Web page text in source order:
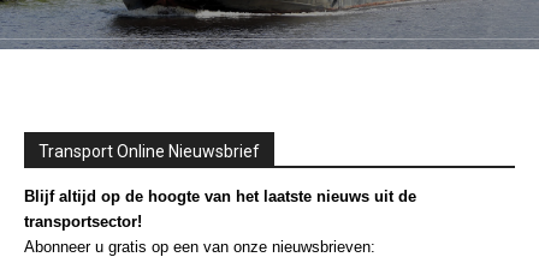
Transport Online Nieuwsbrief
Blijf altijd op de hoogte van het laatste nieuws uit de
transportsector!
Abonneer u gratis op een van onze nieuwsbrieven: